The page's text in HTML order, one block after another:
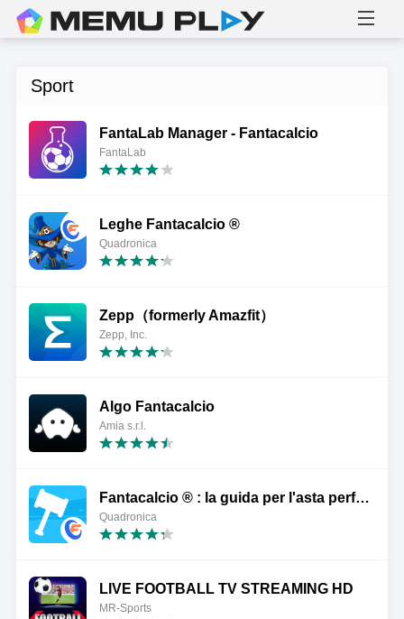
Sport
FantaLab Manager - Fantacalcio
FantaLab
Leghe Fantacalcio ®
Quadronica
Zepp（formerly Amazfit）
Zepp, Inc.
Algo Fantacalcio
Amia s.r.l.
Fantacalcio ® : la guida per l'asta perfetta
Quadronica
LIVE FOOTBALL TV STREAMING HD
MR-Sports